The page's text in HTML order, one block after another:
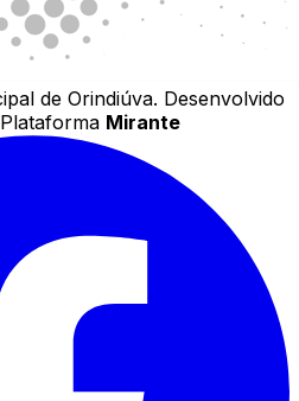
de Orindiúva. Desenvolvido
Plataforma Mirante